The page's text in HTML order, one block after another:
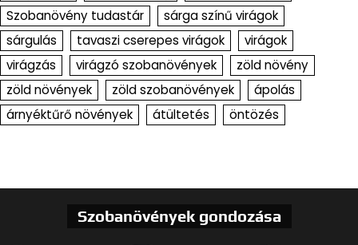
Szobanövény tudastár
sárga színű virágok
sárgulás
tavaszi cserepes virágok
virágok
virágzás
virágzó szobanövények
zöld növény
zöld növények
zöld szobanövények
ápolás
árnyéktűrő növények
átültetés öntözés
Szobanövények gondozása